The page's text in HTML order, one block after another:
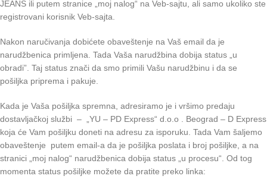
JEANS ili putem stranice „moj nalog“ na Veb-sajtu, ali samo ukoliko ste
registrovani korisnik Veb-sajta.
Nakon naručivanja dobićete obaveštenje na Vaš email da je
narudžbenica primljena. Tada Vaša narudžbina dobija status „u
obradi”. Taj status znači da smo primili Vašu narudžbinu i da se
pošiljka priprema i pakuje.
Kada je Vaša pošiljka spremna, adresiramo je i vršimo predaju
dostavljačkoj službi – „YU – PD Express“ d.o.o . Beograd – D Express
koja će Vam pošiljku doneti na adresu za isporuku. Tada Vam šaljemo
obaveštenje putem email-a da je pošiljka poslata i broj pošiljke, a na
stranici „moj nalog“ narudžbenica dobija status „u procesu“. Od tog
momenta status pošiljke možete da pratite preko linka: